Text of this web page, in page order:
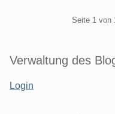
Seite 1 von
Seitenleiste
Verwaltung des
Login